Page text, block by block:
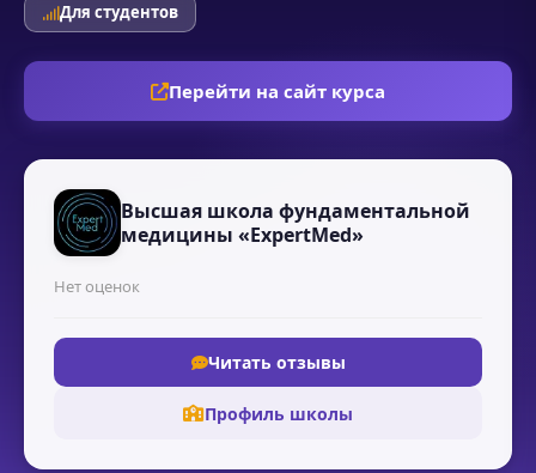
Для студентов
Перейти на сайт курса
Высшая школа фундаментальной
медицины «ExpertMed»
Нет оценок
Читать отзывы
Профиль школы